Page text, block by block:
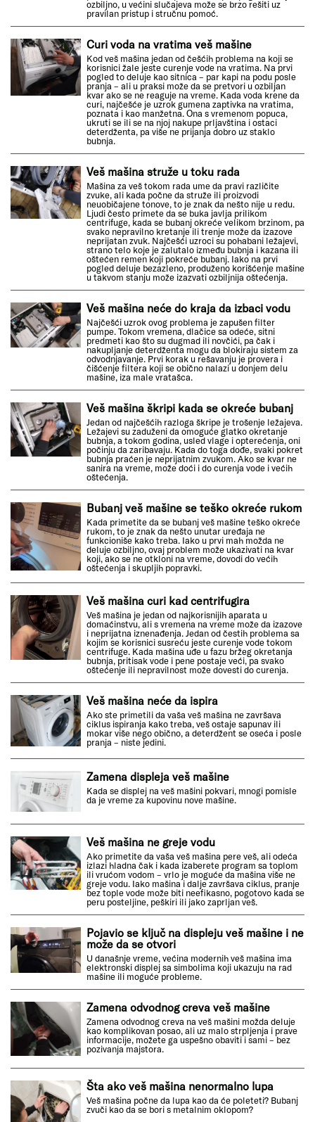
ozbiljno, u većini slučajeva može se brzo rešiti uz
pravilan pristup i stručnu pomoć.
Curi voda na vratima veš mašine
Kod veš mašina jedan od češćih problema na koji se
korisnici žale jeste curenje vode na vratima. Na prvi
pogled to deluje kao sitnica – par kapi na podu posle
pranja – ali u praksi može da se pretvori u ozbiljan
kvar ako se ne reaguje na vreme. Kada voda krene da
curi, najčešće je uzrok gumena zaptivka na vratima,
poznata i kao manžetna. Ona s vremenom popuca,
ukruti se ili se na njoj nakupe prljavština i ostaci
deterdženta, pa više ne prijanja dobro uz staklo
bubnja.
Veš mašina struže u toku rada
Mašina za veš tokom rada ume da pravi različite
zvuke, ali kada počne da struže ili proizvodi
neuobičajene tonove, to je znak da nešto nije u redu.
Ljudi često primete da se buka javlja prilikom
centrifuge, kada se bubanj okreće velikom brzinom, pa
svako nepravilno kretanje ili trenje može da izazove
neprijatan zvuk. Najčešći uzroci su pohabani ležajevi,
strano telo koje je zalutalo između bubnja i kazana ili
oštećen remen koji pokreće bubanj. Iako na prvi
pogled deluje bezazleno, produženo korišćenje mašine
u takvom stanju može izazvati ozbiljnija oštećenja.
Veš mašina neće do kraja da izbaci vodu
Najčešći uzrok ovog problema je zapušen filter
pumpe. Tokom vremena, dlačice sa odeće, sitni
predmeti kao što su dugmad ili novčići, pa čak i
nakupljanje deterdženta mogu da blokiraju sistem za
odvodnjavanje. Prvi korak u rešavanju je provera i
čišćenje filtera koji se obično nalazi u donjem delu
mašine, iza male vratašca.
Veš mašina škripi kada se okreće bubanj
Jedan od najčešćih razloga škripe je trošenje ležajeva.
Ležajevi su zaduženi da omoguće glatko okretanje
bubnja, a tokom godina, usled vlage i opterećenja, oni
počinju da zaribavaju. Kada do toga dođe, svaki pokret
bubnja praćen je neprijatnim zvukom. Ako se kvar ne
sanira na vreme, može doći i do curenja vode i većih
oštećenja.
Bubanj veš mašine se teško okreće rukom
Kada primetite da se bubanj veš mašine teško okreće
rukom, to je znak da nešto unutar uređaja ne
funkcioniše kako treba. Iako u prvi mah možda ne
deluje ozbiljno, ovaj problem može ukazivati na kvar
koji, ako se ne otkloni na vreme, dovodi do većih
oštećenja i skupljih popravki.
Veš mašina curi kad centrifugira
Veš mašina je jedan od najkorisnijih aparata u
domaćinstvu, ali s vremena na vreme može da izazove
i neprijatna iznenađenja. Jedan od čestih problema sa
kojim se korisnici susreću jeste curenje vode tokom
centrifuge. Kada mašina uđe u fazu bržeg okretanja
bubnja, pritisak vode i pene postaje veći, pa svako
oštećenje ili nepravilnost može dovesti do curenja.
Veš mašina neće da ispira
Ako ste primetili da vaša veš mašina ne završava
ciklus ispiranja kako treba, veš ostaje sapunav ili
mokar više nego obično, a deterdžent se oseća i posle
pranja – niste jedini.
Zamena displeja veš mašine
Kada se displej na veš mašini pokvari, mnogi pomisle
da je vreme za kupovinu nove mašine.
Veš mašina ne greje vodu
Ako primetite da vaša veš mašina pere veš, ali odeća
izlazi hladna čak i kada izaberete program sa toplom
ili vrućom vodom – vrlo je moguće da mašina više ne
greje vodu. Iako mašina i dalje završava ciklus, pranje
bez tople vode može biti neefikasno, pogotovo kada se
peru posteljine, peškiri ili jako zaprljan veš.
Pojavio se ključ na displeju veš mašine i ne
može da se otvori
U današnje vreme, većina modernih veš mašina ima
elektronski displej sa simbolima koji ukazuju na rad
mašine ili moguće probleme.
Zamena odvodnog creva veš mašine
Zamena odvodnog creva na veš mašini možda deluje
kao komplikovan posao, ali uz malo strpljenja i prave
informacije, možete ga uspešno obaviti i sami – bez
pozivanja majstora.
Šta ako veš mašina nenormalno lupa
Veš mašina počne da lupa kao da će poleteti? Bubanj
zvuči kao da se bori s metalnim oklopom?